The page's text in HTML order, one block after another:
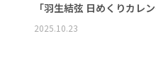
「羽生結弦 日めくりカレ
2025.10.23